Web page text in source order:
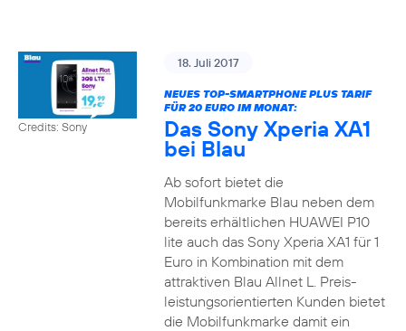
Credits: Sony
18. Juli 2017
NEUES TOP-SMARTPHONE PLUS TARIF
FÜR 20 EURO IM MONAT:
Das Sony Xperia XA1
bei Blau
Ab sofort bietet die
Mobilfunkmarke Blau neben dem
bereits erhältlichen HUAWEI P10
lite auch das Sony Xperia XA1 für 1
Euro in Kombination mit dem
attraktiven Blau Allnet L. Preis-
leistungsorientierten Kunden bietet
die Mobilfunkmarke damit ein